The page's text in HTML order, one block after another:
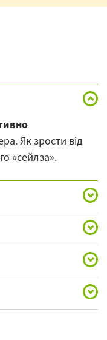
Як зрости від
«сейлза».
реклама, ціна,
з
послуги.